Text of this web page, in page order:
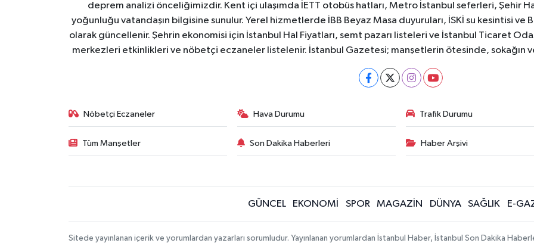
deprem analizi önceliğimizdir. Kent içi ulaşımda İETT otobüs hatları, Metro İstanbul seferleri, Şehir
yoğunluğu vatandaşın bilgisine sunulur. Yerel hizmetlerde İBB Beyaz Masa duyuruları, İSKİ su kesintisi ve
olarak güncellenir. Şehrin ekonomisi için İstanbul Hal Fiyatları, semt pazarı listeleri ve İstanbul Ticaret
merkezleri etkinlikleri ve nöbetçi eczaneler listelenir. İstanbul Gazetesi; manşetlerin ötesinde, sokağın
Nöbetçi Eczaneler Hava Durumu Trafik Durumu
Tüm Manşetler Son Dakika Haberleri Haber Arşivi
GÜNCEL EKONOMİ SPOR MAGAZİN DÜNYA SAĞLIK E-
Sitede yayınlanan içerik ve yorumlardan yazarları sorumludur. Yayınlanan yorumlardan İstanbul Haber, İstanbul Son Dakika